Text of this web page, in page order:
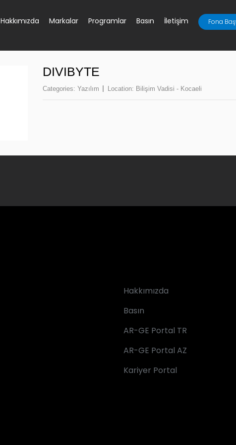
Hakkımızda Markalar Programlar Basın İletişim Fona
DIVIBYTE
Categories: Yazılım Location: Bilişim Vadisi - Kocaeli
Hakkımızda
Basın
AR-GE Portal TR
AR-GE Portal AZ
Kariyer Portal